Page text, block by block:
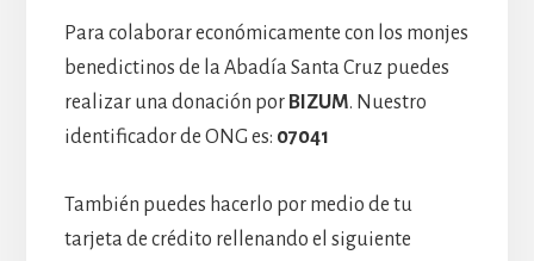
Para colaborar económicamente con los monjes
benedictinos de la Abadía Santa Cruz puedes
realizar una donación por BIZUM. Nuestro
identificador de ONG es: 07041
También puedes hacerlo por medio de tu
tarjeta de crédito rellenando el siguiente